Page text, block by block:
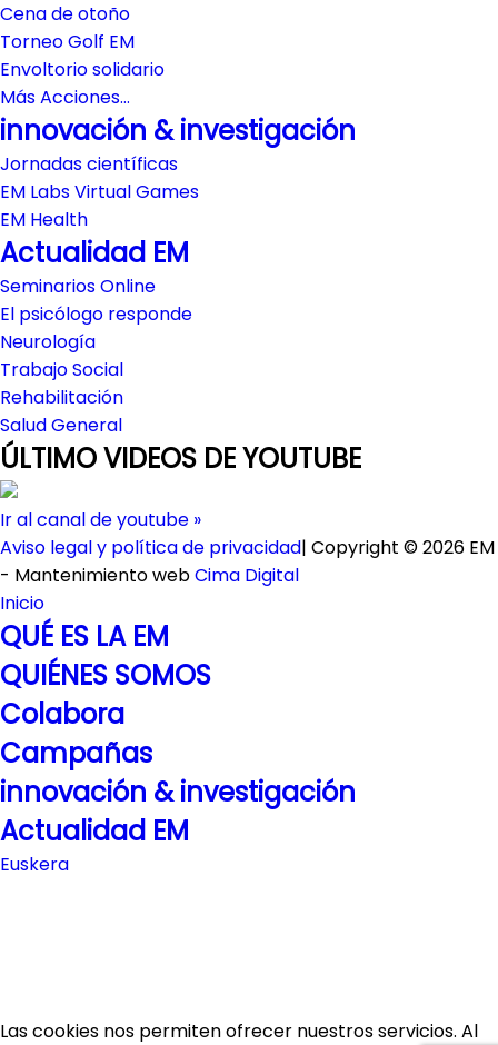
Cena de otoño
Torneo Golf EM
Envoltorio solidario
Más Acciones…
innovación & investigación
Jornadas científicas
EM Labs Virtual Games
EM Health
Actualidad EM
Seminarios Online
El psicólogo responde
Neurología
Trabajo Social
Rehabilitación
Salud General
ÚLTIMO VIDEOS DE YOUTUBE
Ir al canal de youtube »
Aviso legal y política de privacidad| Copyright © 2026 EM
- Mantenimiento webCima Digital
Inicio
QUÉ ES LA EM
QUIÉNES SOMOS
Colabora
Campañas
innovación & investigación
Actualidad EM
Euskera
Las cookies nos permiten ofrecer nuestros servicios. Al